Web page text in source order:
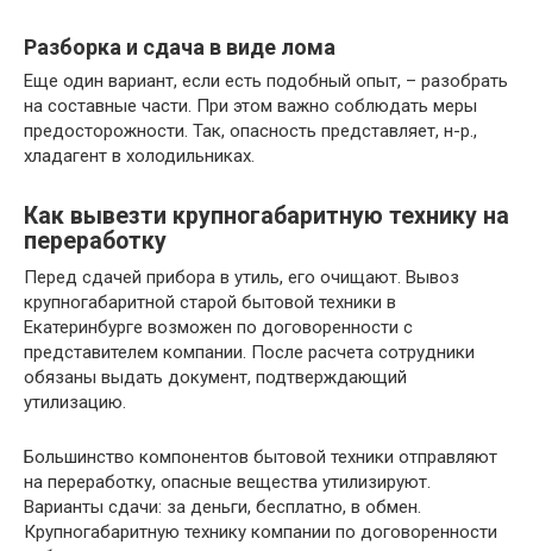
Разборка и сдача в виде лома
Еще один вариант, если есть подобный опыт, – разобрать
на составные части. При этом важно соблюдать меры
предосторожности. Так, опасность представляет, н-р.,
хладагент в холодильниках.
Как вывезти крупногабаритную технику на
переработку
Перед сдачей прибора в утиль, его очищают. Вывоз
крупногабаритной старой бытовой техники в
Екатеринбурге возможен по договоренности с
представителем компании. После расчета сотрудники
обязаны выдать документ, подтверждающий
утилизацию.
Большинство компонентов бытовой техники отправляют
на переработку, опасные вещества утилизируют.
Варианты сдачи: за деньги, бесплатно, в обмен.
Крупногабаритную технику компании по договоренности